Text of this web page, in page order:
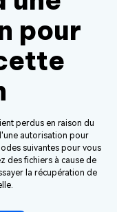
pour
perdus en raison du
autorisation pour
suivantes pour vous
des fichiers à cause de
la récupération de